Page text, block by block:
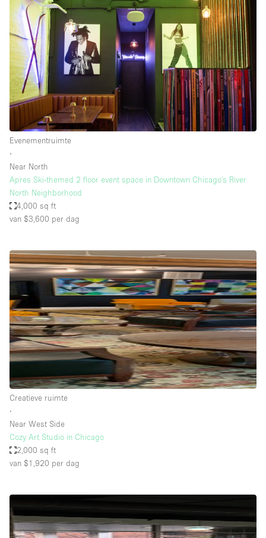
Evenementruimte
∙
Near North
Apres Ski-themed 2 floor event space in Downtown Chicago's River
North Neighborhood
4,000 sq ft
van $3,600 per dag
Creatieve ruimte
∙
Near West Side
Cozy Art Studio in Chicago
2,000 sq ft
van $1,920 per dag